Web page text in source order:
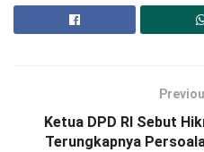
Ketua DPD RI Sebut
Terungkapnya